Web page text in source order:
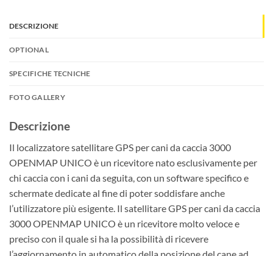
DESCRIZIONE
OPTIONAL
SPECIFICHE TECNICHE
FOTO GALLERY
Descrizione
Il localizzatore satellitare GPS per cani da caccia 3000
OPENMAP UNICO è un ricevitore nato esclusivamente per
chi caccia con i cani da seguita, con un software specifico e
schermate dedicate al fine di poter soddisfare anche
l’utilizzatore più esigente. Il satellitare GPS per cani da caccia
3000 OPENMAP UNICO è un ricevitore molto veloce e
preciso con il quale si ha la possibilità di ricevere
l’aggiornamento in automatico della posizione del cane ad